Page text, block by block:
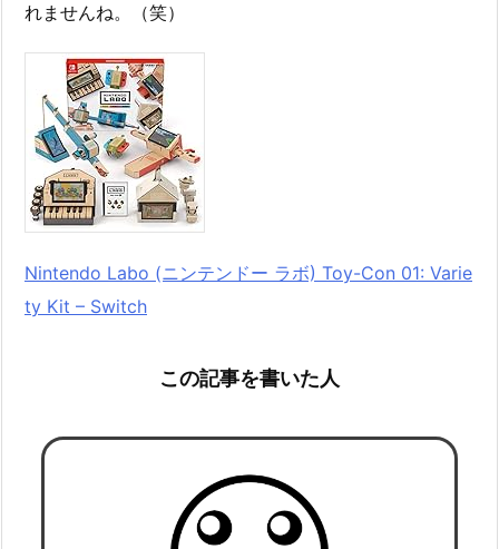
れませんね。（笑）
Nintendo Labo (ニンテンドー ラボ) Toy-Con 01: Varie
ty Kit – Switch
この記事を書いた人